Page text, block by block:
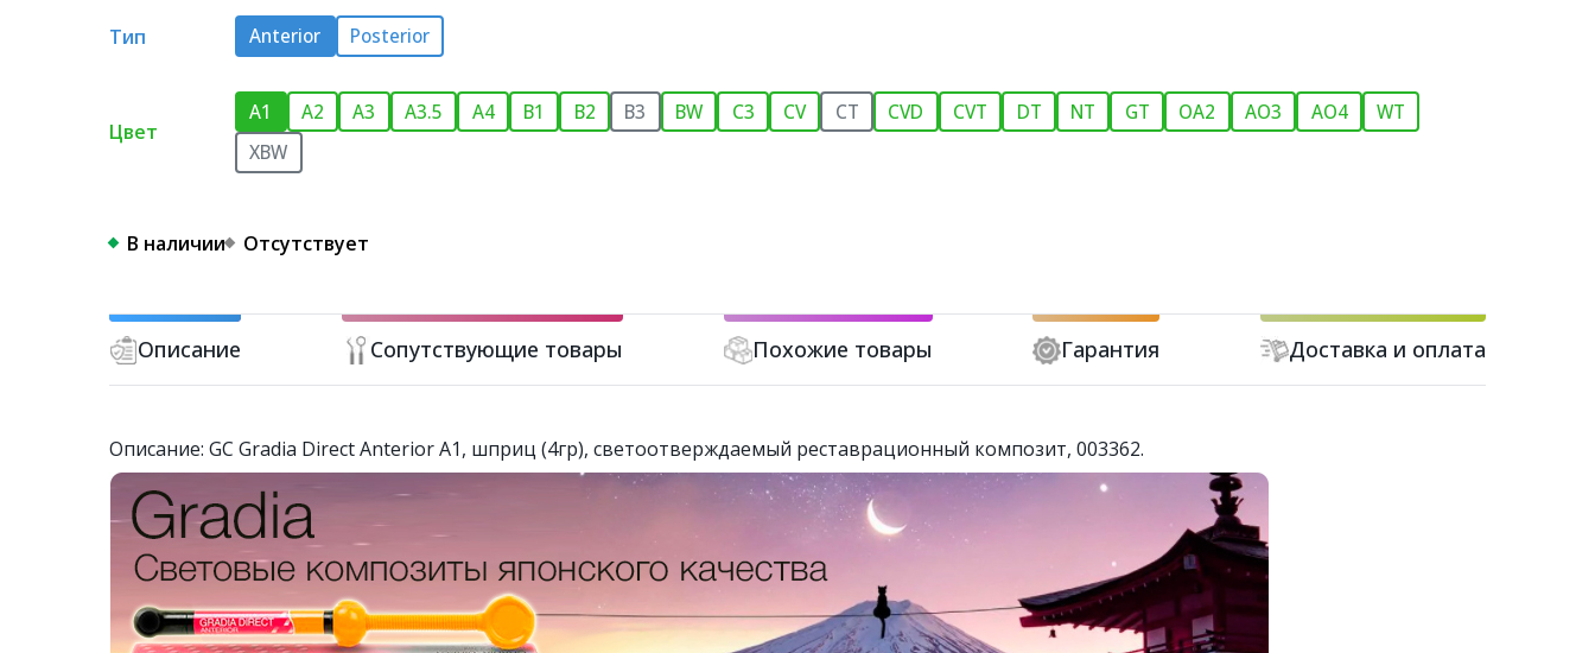
Тип Anterior Posterior
Цвет
A1 A2 A3 A3.5 A4 B1 B2 B3 BW C3 CV CT CVD CVT DT NT GT OA2 AO3 AO4
WT
XBW
В наличии Отсутствует
Описание Сопутствующие товары Похожие товары Гарантия Доставка и оплата
Описание: GC Gradia Direct Anterior A1, шприц (4гр), светоотверждаемый реставрационный композит, 003362.